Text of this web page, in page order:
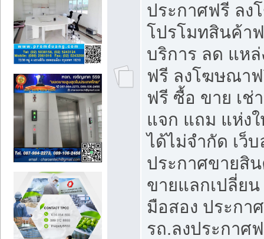
ประกาศฟรี ล
โปรโมทสินค้า
บริการ ลด แห
ฟรี ลงโฆษณา
ฟรี ซื้อ ขาย เช่
แจก แถม แห่ง
ได้ไม่จำกัด เว็
ประกาศขายสิ
ขายแลกเปลี่ย
มือสอง ประกา
รถ.ลงประกาศ